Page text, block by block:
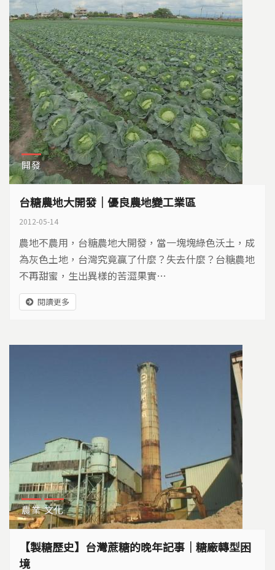
開發
台糖農地大開發｜優良農地變工業區
2012-05-14
農地不農用，台糖農地大開發，當一塊塊綠色沃土，成
為灰色土地，台灣究竟贏了什麼？失去什麼？台糖農地
不再甜蜜，生出異樣的苦澀果實…
閱讀更多
農業 文化
【製糖歷史】台灣蔗糖的晚年記事｜糖廠轉型困
境